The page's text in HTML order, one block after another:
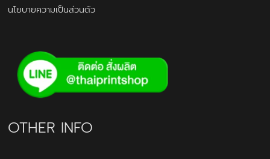
นโยบายความเป็นส่วนตัว
OTHER INFO